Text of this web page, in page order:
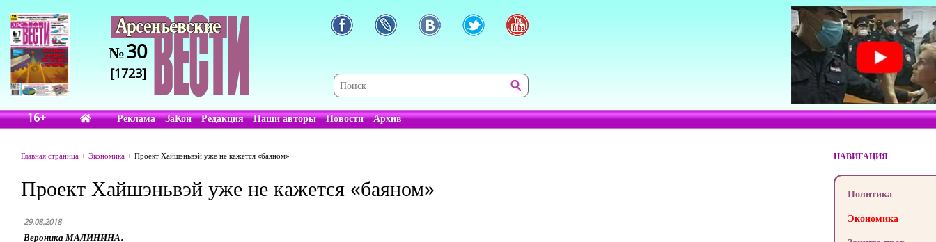
№30
[1723]
16+ Реклама ЗаКон Редакция Наши авторы Новости Архив
Главная страница Экономика Проект Хайшэньвэй уже не кажется «баяном»
Проект Хайшэньвэй уже не кажется «баяном»
29.08.2018
Вероника МАЛИНИНА.
НАВИГАЦИЯ
Политика
Экономика